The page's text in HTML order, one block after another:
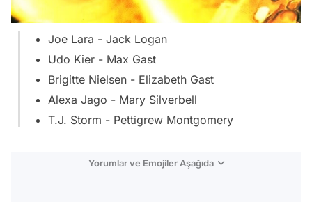
Joe Lara - Jack Logan
Udo Kier - Max Gast
Brigitte Nielsen - Elizabeth Gast
Alexa Jago - Mary Silverbell
T.J. Storm - Pettigrew Montgomery
Yorumlar ve Emojiler Aşağıda